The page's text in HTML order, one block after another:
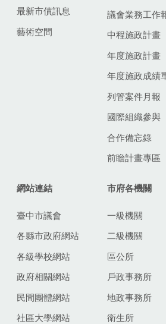
最新市債訊息
藝術空間
議會業務工作
中程施政計畫
年度施政計畫
年度施政成績
列管案件月報
國際組織參與
合作備忘錄
前瞻計畫專區
網站連結
臺中市議會
各縣市政府網站
各級學校網站
政府相關網站
民間團體網站
社區大學網站
市府各機關
一級機關
二級機關
區公所
戶政事務所
地政事務所
衛生所